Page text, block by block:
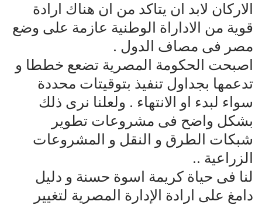
الاركان لابد ان يتاكد من ان هناك ارادة
قوية من الاداراة الوطنية عازمة على وضع
مصر فى مصاف الدول .
اصبحت الحكومة المصرية تضعع خططا و
تدعمها بجداول تنفيذ بتوقيتات محددة
سواء لبدء او الانتهاء . ولعلنا نرى ذلك
بشكل واضح فى مشروعات تطوير
شبكات الطرق و النقل و المشروعات
الزراعية ..
لنا فى حياة كريمة اسوة حسنة و دليل
دامغ على ارادة الإدارة المصرية لتغيير